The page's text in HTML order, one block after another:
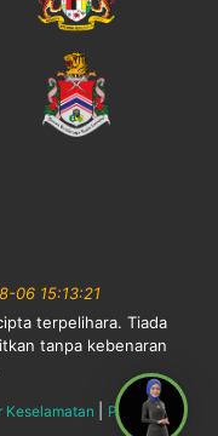
06 15:13:21
terpelihara. Tiada
tanpa kebenaran
Keselamatan Penafian